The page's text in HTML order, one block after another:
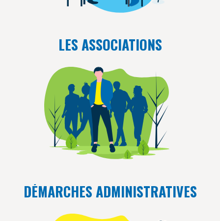
LES ASSOCIATIONS
DÉMARCHES ADMINISTRATIVES